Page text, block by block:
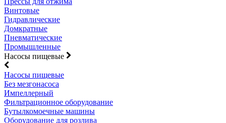
Винтовые
Гидравлические
Домкратные
Пневматические
Промышленные
Насосы пищевые
Насосы пищевые
Без мезгонасоса
Импеллерный
Фильтрационное оборудование
Бутылкомоечные машины
Оборудование для розлива